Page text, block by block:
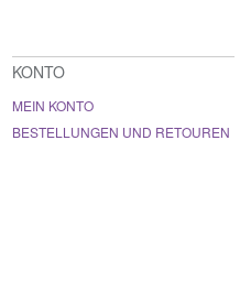
KONTO
MEIN KONTO
BESTELLUNGEN UND RETOUREN